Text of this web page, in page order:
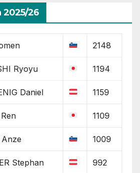
2025/26
2148
Ryoyu 1194
Daniel 1159
1109
1009
Stephan 992